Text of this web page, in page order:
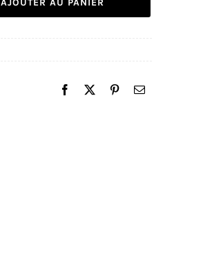
AJOUTER AU PANIER